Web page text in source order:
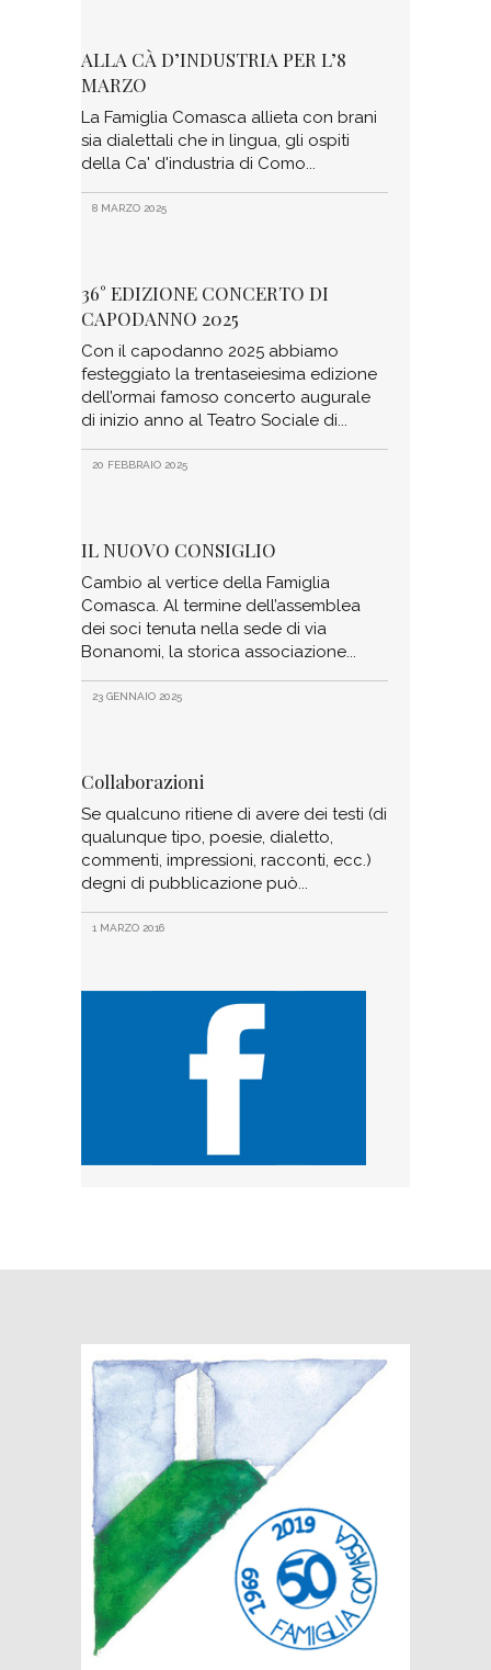
ALLA CÀ D’INDUSTRIA PER L’8
MARZO
La Famiglia Comasca allieta con brani
sia dialettali che in lingua, gli ospiti
della Ca' d'industria di Como
8 MARZO 2025
36° EDIZIONE CONCERTO DI
CAPODANNO 2025
Con il capodanno 2025 abbiamo
festeggiato la trentaseiesima edizione
dell’ormai famoso concerto augurale
di inizio anno al Teatro Sociale di
20 FEBBRAIO 2025
IL NUOVO CONSIGLIO
Cambio al vertice della Famiglia
Comasca. Al termine dell’assemblea
dei soci tenuta nella sede di via
Bonanomi, la storica associazione
23 GENNAIO 2025
Collaborazioni
Se qualcuno ritiene di avere dei testi (di
qualunque tipo, poesie, dialetto,
commenti, impressioni, racconti, ecc.)
degni di pubblicazione può
1 MARZO 2016